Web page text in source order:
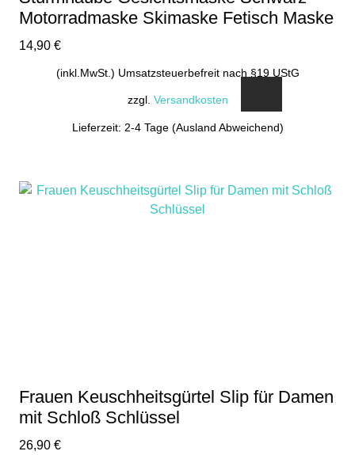
Motorradmaske Skimaske Fetisch Maske
14,90 €
(inkl.MwSt.) Umsatzsteuerbefreit nach §19 UStG
zzgl. Versandkosten
Lieferzeit: 2-4 Tage (Ausland Abweichend)
Frauen Keuschheitsgürtel Slip für Damen
mit Schloß Schlüssel
26,90 €